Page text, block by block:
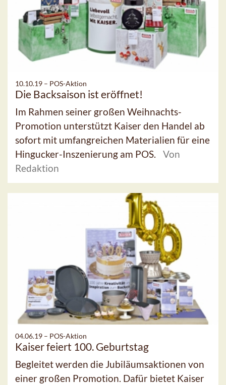
10.10.19 – POS-Aktion
Die Backsaison ist eröffnet!
Im Rahmen seiner großen Weihnachts-
Promotion unterstützt Kaiser den Handel ab
sofort mit umfangreichen Materialien für eine
Hingucker-Inszenierung am POS.
Von
Redaktion
04.06.19 – POS-Aktion
Kaiser feiert 100. Geburtstag
Begleitet werden die Jubiläumsaktionen von
einer großen Promotion. Dafür bietet Kaiser